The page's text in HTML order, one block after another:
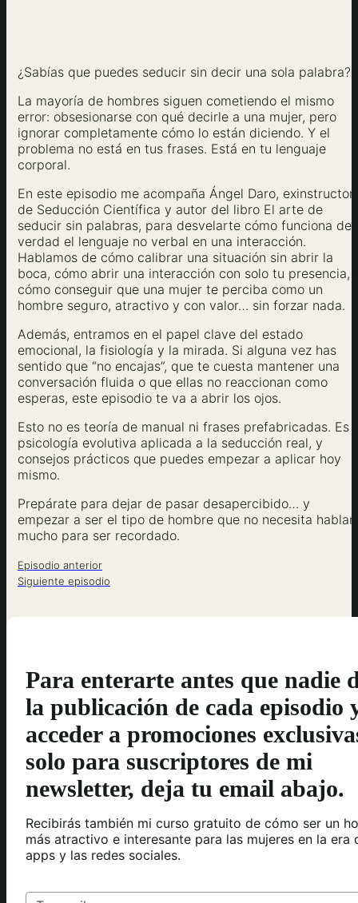
¿Sabías que puedes seducir sin decir una sola palabra?
La mayoría de hombres siguen cometiendo el mismo
error: obsesionarse con qué decirle a una mujer, pero
ignorar completamente cómo lo están diciendo. Y el
problema no está en tus frases. Está en tu lenguaje
corporal.
En este episodio me acompaña Ángel Daro, exinstructor
de Seducción Científica y autor del libro El arte de
seducir sin palabras, para desvelarte cómo funciona de
verdad el lenguaje no verbal en una interacción.
Hablamos de cómo calibrar una situación sin abrir la
boca, cómo abrir una interacción con solo tu presencia,
cómo conseguir que una mujer te perciba como un
hombre seguro, atractivo y con valor… sin forzar nada.
Además, entramos en el papel clave del estado
emocional, la fisiología y la mirada. Si alguna vez has
sentido que “no encajas”, que te cuesta mantener una
conversación fluida o que ellas no reaccionan como
esperas, este episodio te va a abrir los ojos.
Esto no es teoría de manual ni frases prefabricadas. Es
psicología evolutiva aplicada a la seducción real, y
consejos prácticos que puedes empezar a aplicar hoy
mismo.
Prepárate para dejar de pasar desapercibido… y
empezar a ser el tipo de hombre que no necesita hablar
mucho para ser recordado.
Episodio anterior
Siguiente episodio
Para enterarte antes que nadie
la publicación de cada episodio
acceder a promociones
solo para suscriptores de mi
newsletter, deja tu email abajo.
Recibirás también mi curso gratuito de cómo ser un
más atractivo e interesante para las mujeres en la era
apps y las redes sociales.